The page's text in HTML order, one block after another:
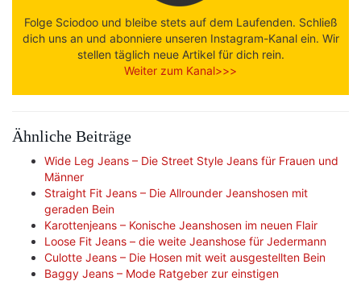
Folge Sciodoo und bleibe stets auf dem Laufenden. Schließ
dich uns an und abonniere unseren Instagram-Kanal ein. Wir
stellen täglich neue Artikel für dich rein.
Weiter zum Kanal>>>
Ähnliche Beiträge
Wide Leg Jeans – Die Street Style Jeans für Frauen und
Männer
Straight Fit Jeans – Die Allrounder Jeanshosen mit
geraden Bein
Karottenjeans – Konische Jeanshosen im neuen Flair
Loose Fit Jeans – die weite Jeanshose für Jedermann
Culotte Jeans – Die Hosen mit weit ausgestellten Bein
Baggy Jeans – Mode Ratgeber zur einstigen